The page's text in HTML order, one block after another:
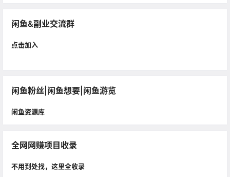
闲鱼&副业交流群
点击加入
闲鱼粉丝|闲鱼想要|闲鱼游览
闲鱼资源库
全网网赚项目收录
不用到处找，这里全收录